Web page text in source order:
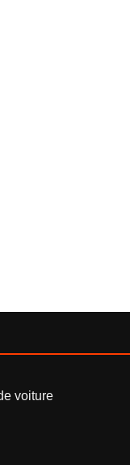
voiture